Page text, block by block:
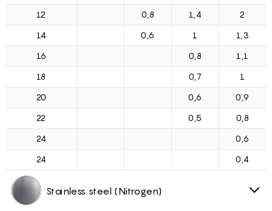
12 0,8 1,4 2
14 0,6 1 1,3
16 0,8 1,1
18 0,7 1
20 0,6 0,9
22 0,5 0,8
24 0,6
24 0,4
Stainless steel (Nitrogen)